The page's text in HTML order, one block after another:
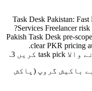
Task Desk Pakistan:
Services Freelancer
Pakish Task Desk pre-
clear PKR pricing
باکیش گروپ (پاکش